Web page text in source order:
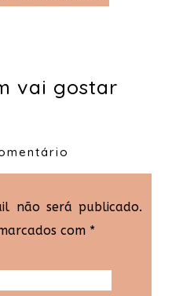
vai gostar
não será publicado.
com *